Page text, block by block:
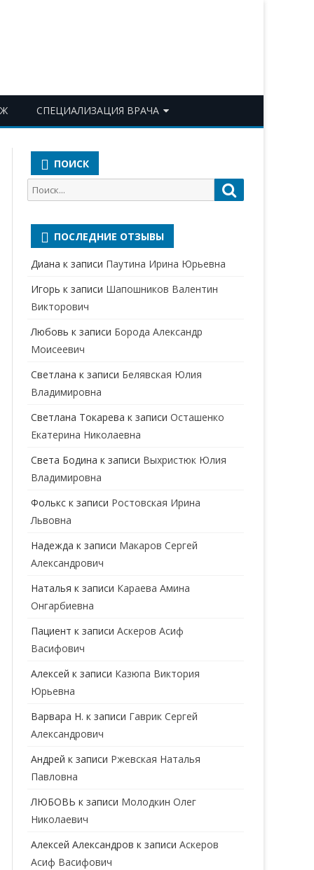
СПЕЦИАЛИЗАЦИЯ ВРАЧА
АЛЛЕРГОЛОГ-ИММУНОЛОГ
АНЕСТЕЗИОЛОГ-
БАКТЕРИОЛОГ
ВЕРТЕБРОЛОГ
ГАСТРОЭНТЕРОЛОГ
ГИНЕКОЛОГ
ГОМЕОПАТ
ДЕРМАТОЛОГ
ДЕТСКИЕ ВРАЧИ ДЕТСКИЙ КАРДИОЛОГ
ДЕТСКИЙ ХИРУРГ
ПЕРИНАТАЛЬНЫЙ ПСИХОЛОГ
КАРДИОЛОГ
КОСМЕТОЛОГ
МАССАЖИСТ
НАРКОЛОГ
НЕВРОПАТОЛОГ
НЕФРОЛОГ
ОТОЛАРИНГОЛОГ
ОФТАЛЬМОЛОГ
ПРОКТОЛОГ
ПОИСК
Поиск
для:
ПОСЛЕДНИЕ ОТЗЫВЫ
Диана к записи Паутина Ирина Юрьевна
Игорь к записи Шапошников Валентин
Викторович
Любовь к записи Борода Александр
Моисеевич
Светлана к записи Белявская Юлия
Владимировна
Cветлана Токарева к записиОсташенко
Екатерина Николаевна
Света Бодина к записи Выхристюк Юлия
Владимировна
Фолькс к записи Ростовская Ирина
Львовна
Надежда к записи Макаров Сергей
Александрович
Наталья к записи Караева Амина
Онгарбиевна
Пациент к записиАскеров Асиф
Васифович
Алексей к записи Казюпа Виктория
Юрьевна
Варвара Н. к записи Гаврик Сергей
Александрович
Андрей к записи Ржевская Наталья
Павловна
ЛЮБОВЬ к записи Молодкин Олег
Николаевич
Алексей Александров к записиАскеров
Асиф Васифович